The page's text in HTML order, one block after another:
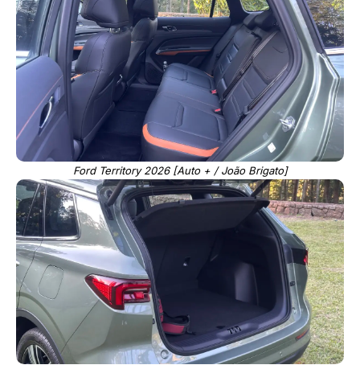
Ford Territory 2026 [Auto + / João Brigato]